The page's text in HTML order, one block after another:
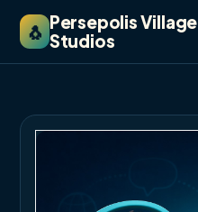
🐧 Persepolis Village
Studios